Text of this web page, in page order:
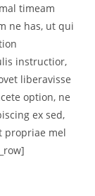
timeam
ne has, ut qui
instructior,
liberavisse
option, ne
ex sed,
propriae mel